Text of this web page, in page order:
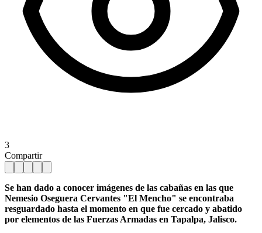
3
Compartir
Se han dado a conocer imágenes de las cabañas en las que
Nemesio Oseguera Cervantes "El Mencho" se encontraba
resguardado hasta el momento en que fue cercado y abatido
por elementos de las Fuerzas Armadas en Tapalpa, Jalisco.